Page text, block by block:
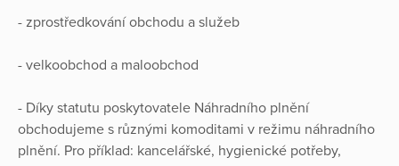
- zprostředkování obchodu a služeb
- velkoobchod a maloobchod
- Díky statutu poskytovatele Náhradního plnění
obchodujeme s různými komoditami v režimu náhradního
plnění. Pro příklad: kancelářské, hygienické potřeby,